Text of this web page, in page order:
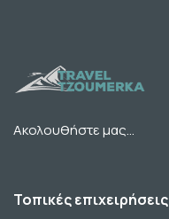
Ακολουθήστε μας...
Τοπικές επιχειρήσεις